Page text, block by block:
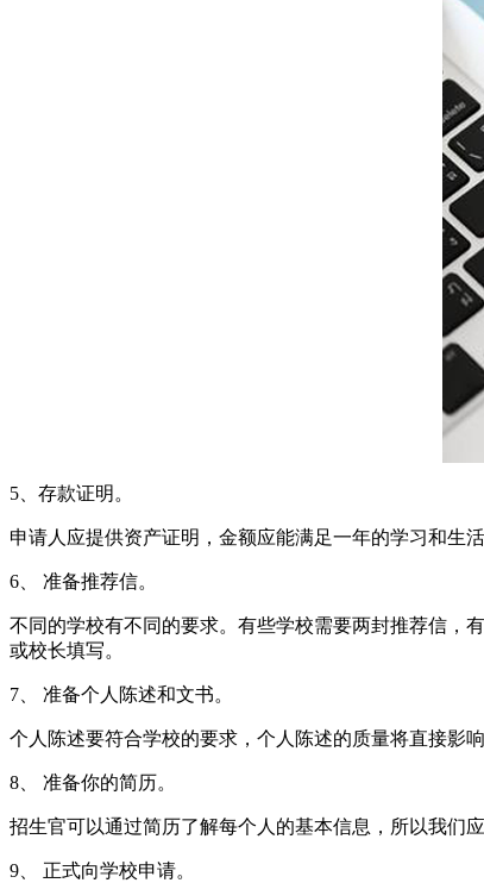
5、存款证明。
申请人应提供资产证明，金额应能满足一年的学习和生
6、 准备推荐信。
不同的学校有不同的要求。有些学校需要两封推荐信，
或校长填写。
7、 准备个人陈述和文书。
个人陈述要符合学校的要求，个人陈述的质量将直接影
8、 准备你的简历。
招生官可以通过简历了解每个人的基本信息，所以我们
9、 正式向学校申请。